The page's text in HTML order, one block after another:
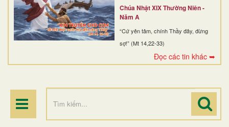
Chúa Nhật XIX Thường Niên -
Năm A
“Cứ yên tâm, chính Thầy đây, đừng
sợ!” (Mt 14,22-33)
Đọc các tin khác ➥
BAN MỤC VỤ
ĐOÀN THỂ CG
ĐIỂM HÀNH HƯƠNG